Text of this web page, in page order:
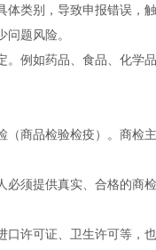
体类别，导致申报错误，
题风险。
。例如药品、食品、化学
（商品检验检疫）。商检
必须提供真实、合格的商
口许可证、卫生许可等，